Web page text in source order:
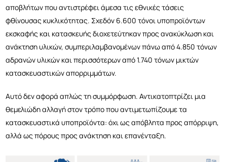
αποβλήτων που αντιστρέφει άμεσα τις εθνικές τάσεις
φθίνουσας κυκλικότητας. Σχεδόν 6.600 τόνοι υποπροϊόντων
εκσκαφής και κατασκευής διοχετεύτηκαν προς ανακύκλωση και
ανάκτηση υλικών, συμπεριλαμβανομένων πάνω από 4.850 τόνων
αδρανών υλικών και περισσότερων από 1.740 τόνων μικτών
κατασκευαστικών απορριμμάτων.
Αυτό δεν αφορά απλώς τη συμμόρφωση. Αντικατοπτρίζει μια
θεμελιώδη αλλαγή στον τρόπο που αντιμετωπίζουμε τα
κατασκευαστικά υποπροϊόντα: όχι ως απόβλητα προς απόρριψη,
αλλά ως πόρους προς ανάκτηση και επανένταξη.